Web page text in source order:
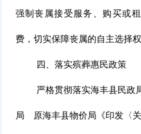
强制丧属接受服务、购买或
费，切实保障丧属的自主选择权
四、落实殡葬惠民政策
严格贯彻落实海丰县民
局 原海丰县物价局《印发〈